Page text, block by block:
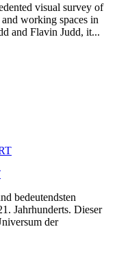
visual survey of
working spaces in
and Flavin Judd, it...
bedeutendsten
Jahrhunderts. Dieser
der